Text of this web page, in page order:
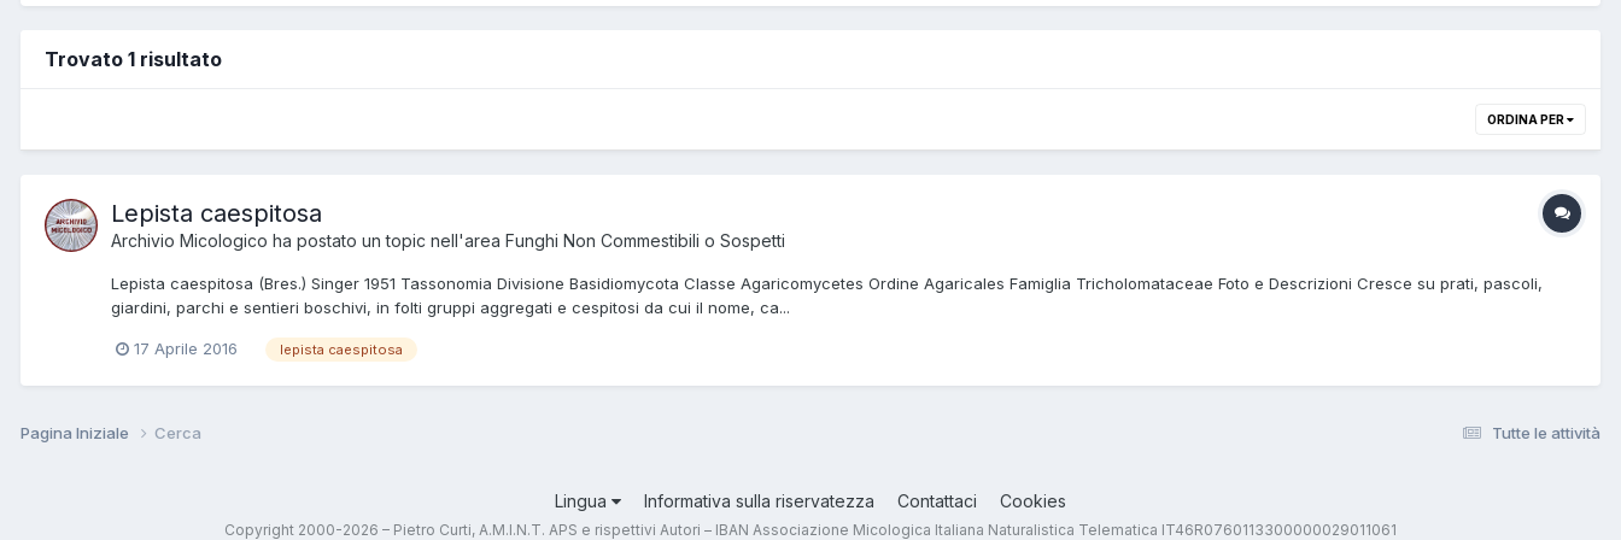
Trovato 1 risultato
ORDINA PER
Lepista caespitosa
Archivio Micologico ha postato un topic nell'area Funghi Non Commestibili o Sospetti
Lepista caespitosa (Bres.) Singer 1951 Tassonomia Divisione Basidiomycota Classe Agaricomycetes Ordine Agaricales Famiglia Tricholomataceae Foto e Descrizioni Cresce su prati, pascoli,
giardini, parchi e sentieri boschivi, in folti gruppi aggregati e cespitosi da cui il nome, ca...
17 Aprile 2016 lepista caespitosa
Tutte le attività
Pagina Iniziale Cerca
Lingua Informativa sulla riservatezza Contattaci Cookies
Copyright 2000-2026 – Pietro Curti, A.M.I.N.T. APS e rispettivi Autori – IBAN Associazione Micologica Italiana Naturalistica Telematica IT46R0760113300000029011061